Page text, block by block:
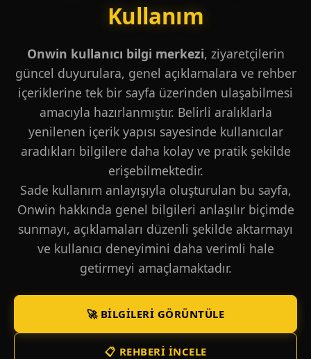
Kullanım
Onwin kullanıcı bilgi merkezi, ziyaretçilerin
güncel duyurulara, genel açıklamalara ve rehber
içeriklerine tek bir sayfa üzerinden ulaşabilmesi
amacıyla hazırlanmıştır. Belirli aralıklarla
yenilenen içerik yapısı sayesinde kullanıcılar
aradıkları bilgilere daha kolay ve pratik şekilde
erişebilmektedir.
Sade kullanım anlayışıyla oluşturulan bu sayfa,
Onwin hakkında genel bilgileri anlaşılır biçimde
sunmayı, açıklamaları düzenli şekilde aktarmayı
ve kullanıcı deneyimini daha verimli hale
getirmeyi amaçlamaktadır.
🚀 BILGILERI GÖRÜNTÜLE
📋 REHBERI İNCELE